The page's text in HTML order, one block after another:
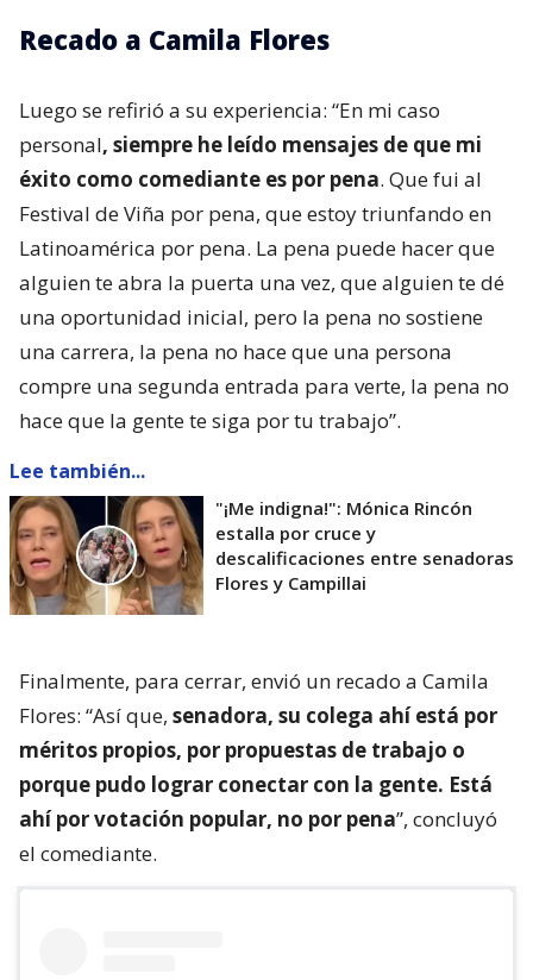
Recado a Camila Flores
Luego se refirió a su experiencia: “En mi caso
personal, siempre he leído mensajes de que mi
éxito como comediante es por pena. Que fui al
Festival de Viña por pena, que estoy triunfando en
Latinoamérica por pena. La pena puede hacer que
alguien te abra la puerta una vez, que alguien te dé
una oportunidad inicial, pero la pena no sostiene
una carrera, la pena no hace que una persona
compre una segunda entrada para verte, la pena no
hace que la gente te siga por tu trabajo”.
Lee también...
"¡Me indigna!": Mónica Rincón
estalla por cruce y
descalificaciones entre senadoras
Flores y Campillai
Finalmente, para cerrar, envió un recado a Camila
Flores: “Así que, senadora, su colega ahí está por
méritos propios, por propuestas de trabajo o
porque pudo lograr conectar con la gente. Está
ahí por votación popular, no por pena”, concluyó
el comediante.